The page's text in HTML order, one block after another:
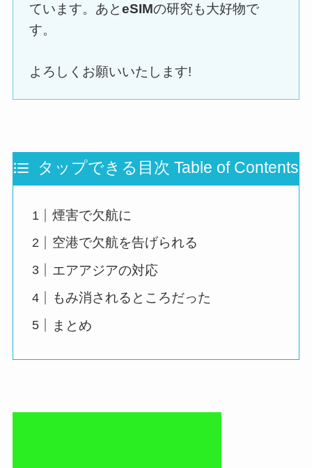
ています。あとeSIMの研究も大好物で
す。
よろしくお願いいたします!
タップできる目次 Table of Contents
煙害で欠航に
空港で欠航を告げられる
エアアジアの対応
もみ消されるところだった
まとめ